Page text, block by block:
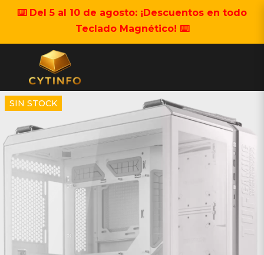
⌨️ Del 5 al 10 de agosto: ¡Descuentos en todo
Teclado Magnético! ⌨️
SIN STOCK